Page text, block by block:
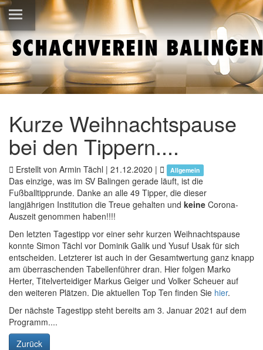
Kurze Weihnachtspause
bei den Tippern....
Erstellt von Armin Tächl | 21.12.2020 | Allgemein
Das einzige, was im SV Balingen gerade läuft, ist die
Fußballtipprunde. Danke an alle 49 Tipper, die dieser
langjährigen Institution die Treue gehalten und keine Corona-
Auszeit genommen haben!!!!
Den letzten Tagestipp vor einer sehr kurzen Weihnachtspause
konnte Simon Tächl vor Dominik Galik und Yusuf Usak für sich
entscheiden. Letzterer ist auch in der Gesamtwertung ganz knapp
am überraschenden Tabellenführer dran. Hier folgen Marko
Herter, Titelverteidiger Markus Geiger und Volker Scheuer auf
den weiteren Plätzen. Die aktuellen Top Ten finden Sie hier.
Der nächste Tagestipp steht bereits am 3. Januar 2021 auf dem
Programm....
Zurück